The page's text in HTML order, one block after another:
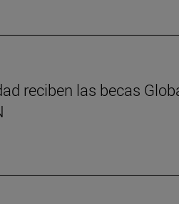
reciben las becas